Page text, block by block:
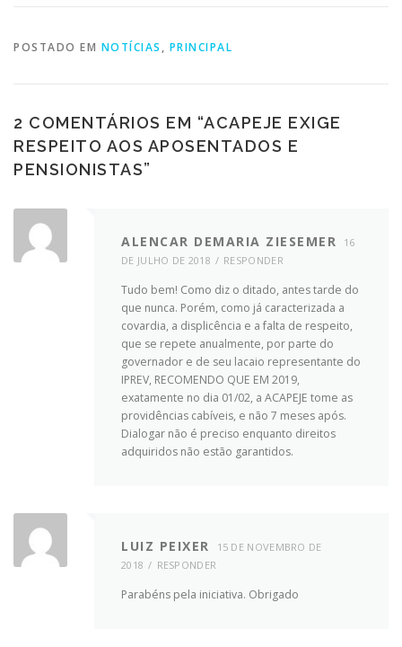
POSTADO EM NOTÍCIAS , PRINCIPAL
2 COMENTÁRIOS EM “ACAPEJE EXIGE
RESPEITO AOS APOSENTADOS E
PENSIONISTAS”
ALENCAR DEMARIA ZIESEMER
16
DE JULHO DE 2018
RESPONDER
Tudo bem! Como diz o ditado, antes tarde do
que nunca. Porém, como já caracterizada a
covardia, a displicência e a falta de respeito,
que se repete anualmente, por parte do
governador e de seu lacaio representante do
IPREV, RECOMENDO QUE EM 2019,
exatamente no dia 01/02, a ACAPEJE tome as
providências cabíveis, e não 7 meses após.
Dialogar não é preciso enquanto direitos
adquiridos não estão garantidos.
LUIZ PEIXER
15 DE NOVEMBRO DE
2018
RESPONDER
Parabéns pela iniciativa. Obrigado